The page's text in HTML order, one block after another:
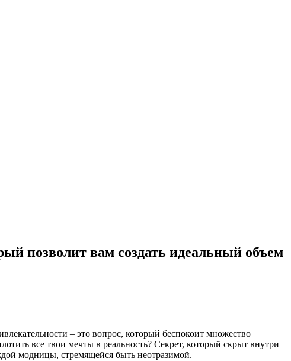
позволит вам создать идеальный объем
– это вопрос, который беспокоит множество
все твои мечты в реальность? Секрет, который скрыт внутри
модницы, стремящейся быть неотразимой.